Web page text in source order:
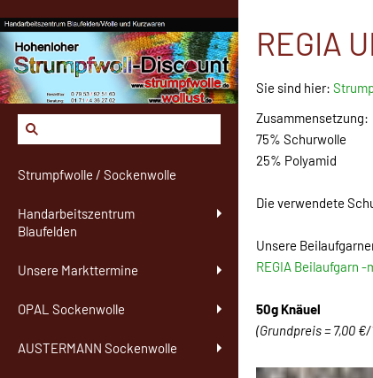
Strumpfwolle / Sockenwolle
Handarbeitszentrum
Blaufelden
Unsere Markttermine
OPAL Sockenwolle
AUSTERMANN Sockenwolle
REGIA
Sie sind hier:
Zusammensetzung:
75% Schurwolle
25% Polyamid
Die verwendete
Unsere
REGIA Beilaufgarn
50g Knäuel
(Grundpreis = 7,00 €/